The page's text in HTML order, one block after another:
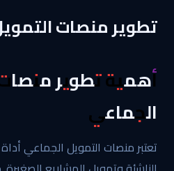
تطوير منصات
أهمية تطوير
الجماعي
تعتبر منصات التمويل الجماعي